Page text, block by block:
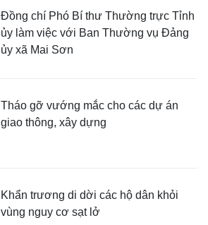
Đồng chí Phó Bí thư Thường trực Tỉnh
ủy làm việc với Ban Thường vụ Đảng
ủy xã Mai Sơn
Tháo gỡ vướng mắc cho các dự án
giao thông, xây dựng
Khẩn trương di dời các hộ dân khỏi
vùng nguy cơ sạt lở